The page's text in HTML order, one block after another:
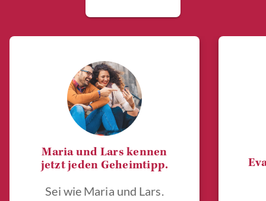
Maria und Lars kennen
jetzt jeden Geheimtipp.
Sei wie Maria und Lars.